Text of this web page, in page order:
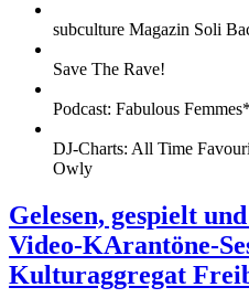
subculture Magazin Soli
Save The Rave!
Podcast: Fabulous
DJ-Charts: All Time
Owly
Gelesen, gespielt
Video-KArantöne-
Kulturaggregat